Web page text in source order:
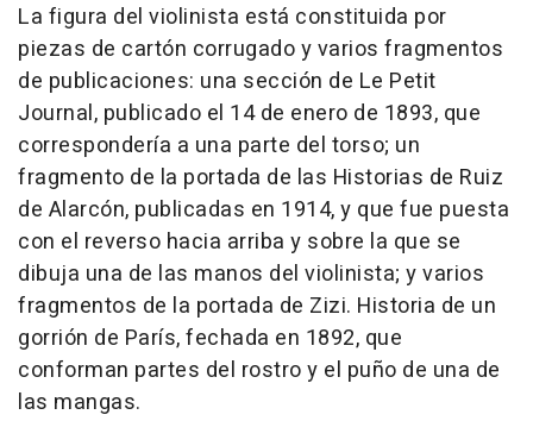
La figura del violinista está constituida por
piezas de cartón corrugado y varios fragmentos
de publicaciones: una sección de Le Petit
Journal, publicado el 14 de enero de 1893, que
correspondería a una parte del torso; un
fragmento de la portada de las Historias de Ruiz
de Alarcón, publicadas en 1914, y que fue puesta
con el reverso hacia arriba y sobre la que se
dibuja una de las manos del violinista; y varios
fragmentos de la portada de Zizi. Historia de un
gorrión de París, fechada en 1892, que
conforman partes del rostro y el puño de una de
las mangas.